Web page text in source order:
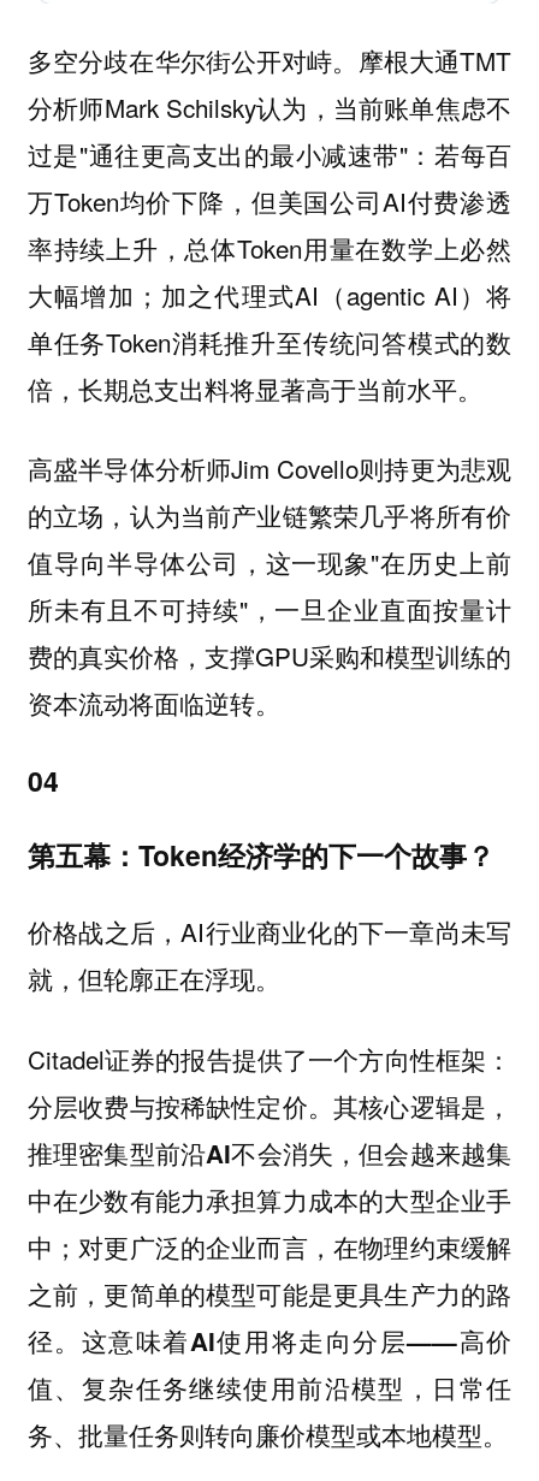
多空分歧在华尔街公开对峙。摩根大通TMT
分析师Mark Schilsky认为，当前账单焦虑不
过是"通往更高支出的最小减速带"：若每百
万Token均价下降，但美国公司AI付费渗透
率持续上升，总体Token用量在数学上必然
大幅增加；加之代理式AI（agentic AI）将
单任务Token消耗推升至传统问答模式的数
倍，长期总支出料将显著高于当前水平。
高盛半导体分析师Jim Covello则持更为悲观
的立场，认为当前产业链繁荣几乎将所有价
值导向半导体公司，这一现象"在历史上前
所未有且不可持续"，一旦企业直面按量计
费的真实价格，支撑GPU采购和模型训练的
资本流动将面临逆转。
04
第五幕：Token经济学的下一个故事？
价格战之后，AI行业商业化的下一章尚未写
就，但轮廓正在浮现。
Citadel证券的报告提供了一个方向性框架：
分层收费与按稀缺性定价。其核心逻辑是，
推理密集型前沿AI不会消失，但会越来越集
中在少数有能力承担算力成本的大型企业手
中；对更广泛的企业而言，在物理约束缓解
之前，更简单的模型可能是更具生产力的路
径。这意味着AI使用将走向分层——高价
值、复杂任务继续使用前沿模型，日常任
务、批量任务则转向廉价模型或本地模型。